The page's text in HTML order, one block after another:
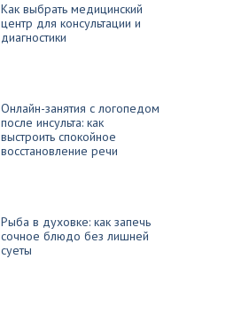
Как выбрать медицинский
центр для консультации и
диагностики
Онлайн-занятия с логопедом
после инсульта: как
выстроить спокойное
восстановление речи
Рыба в духовке: как запечь
сочное блюдо без лишней
суеты